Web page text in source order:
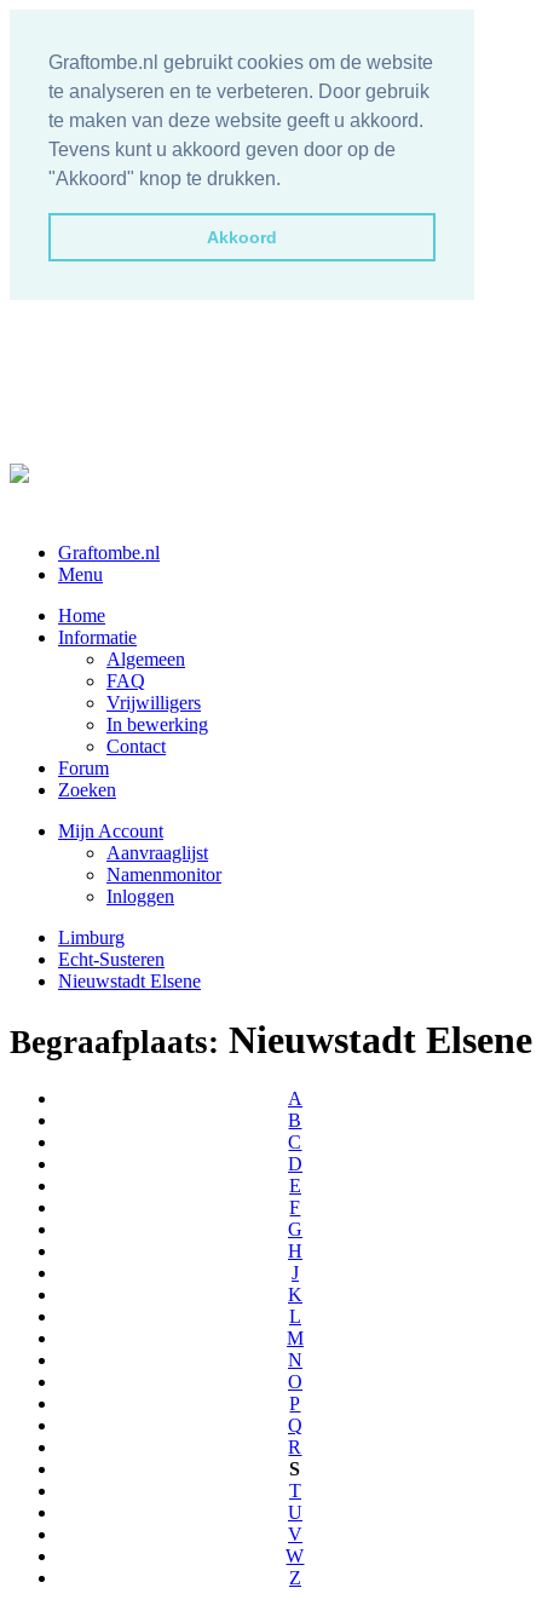
Graftombe.nl gebruikt cookies om de website
te analyseren en te verbeteren. Door gebruik
te maken van deze website geeft u akkoord.
Tevens kunt u akkoord geven door op de
"Akkoord" knop te drukken.
Akkoord
Graftombe.nl
Menu
Home
Informatie
Algemeen
FAQ
Vrijwilligers
In bewerking
Contact
Forum
Zoeken
Mijn Account
Aanvraaglijst
Namenmonitor
Inloggen
Limburg
Echt-Susteren
Nieuwstadt Elsene
Begraafplaats: Nieuwstadt Elsene
A
B
C
D
E
F
G
H
J
K
L
M
N
O
P
Q
R
S
T
U
V
W
Z